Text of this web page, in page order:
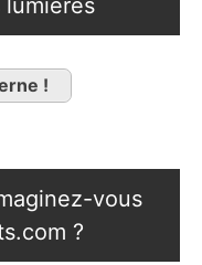
lumières
!
vous
?